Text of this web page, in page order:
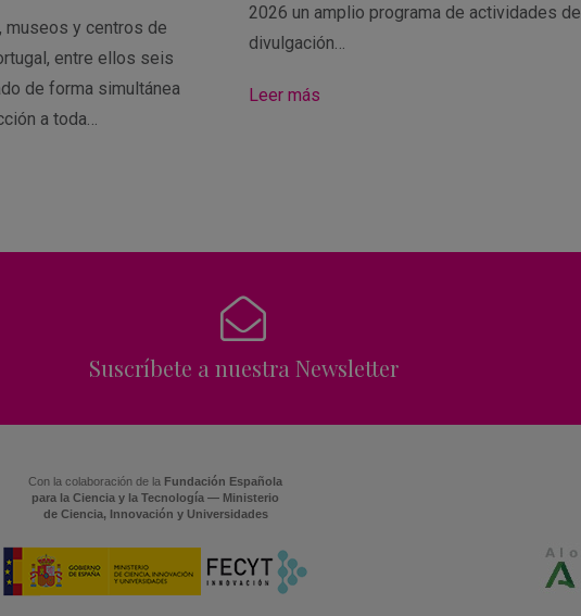
museos y centros de
entre ellos seis
de forma simultánea
a toda…
2026 un amplio programa de actividades de
divulgación…
Leer más
Suscríbete a nuestra Newsletter
Con la colaboración de la Fundación Española
para la Ciencia y la Tecnología — Ministerio
de Ciencia, Innovación y Universidades